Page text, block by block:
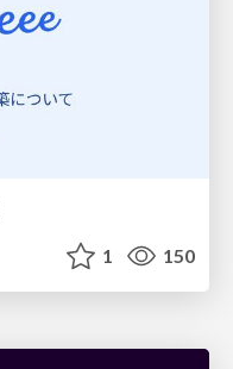
1 150